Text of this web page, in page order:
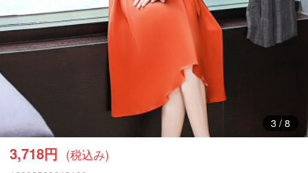
3/ 8
3,718円 (税込み)